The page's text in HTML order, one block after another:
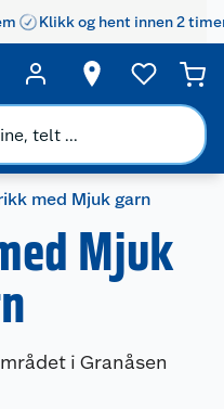
Klikk og hent innen 2
med Mjuk garn
Mjuk
i Granåsen